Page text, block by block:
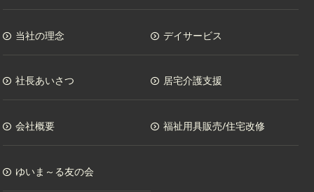
当社の理念
社長あいさつ
会社概要
ゆいま～る友の会
デイサービス
居宅介護支援
福祉用具販売/住宅改修